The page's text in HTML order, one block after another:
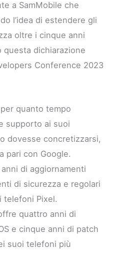
a SamMobile che
l’idea di estendere gli
oltre i cinque anni
questa dichiarazione
Conference 2023
quanto tempo
supporto ai suoi
dovesse concretizzarsi,
pari con Google.
di aggiornamenti
di sicurezza e regolari
telefoni Pixel.
quattro anni di
e cinque anni di patch
suoi telefoni più